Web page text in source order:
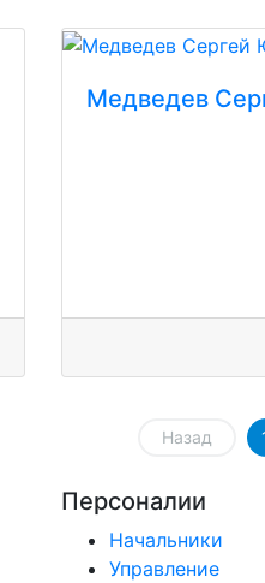
Медведев
Назад
Персоналии
Начальники
Управление